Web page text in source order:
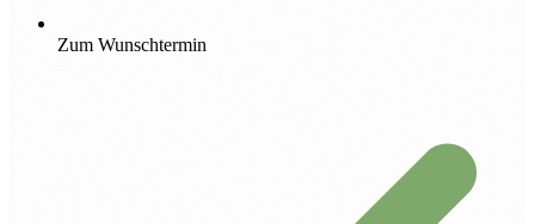
Zum Wunschtermin